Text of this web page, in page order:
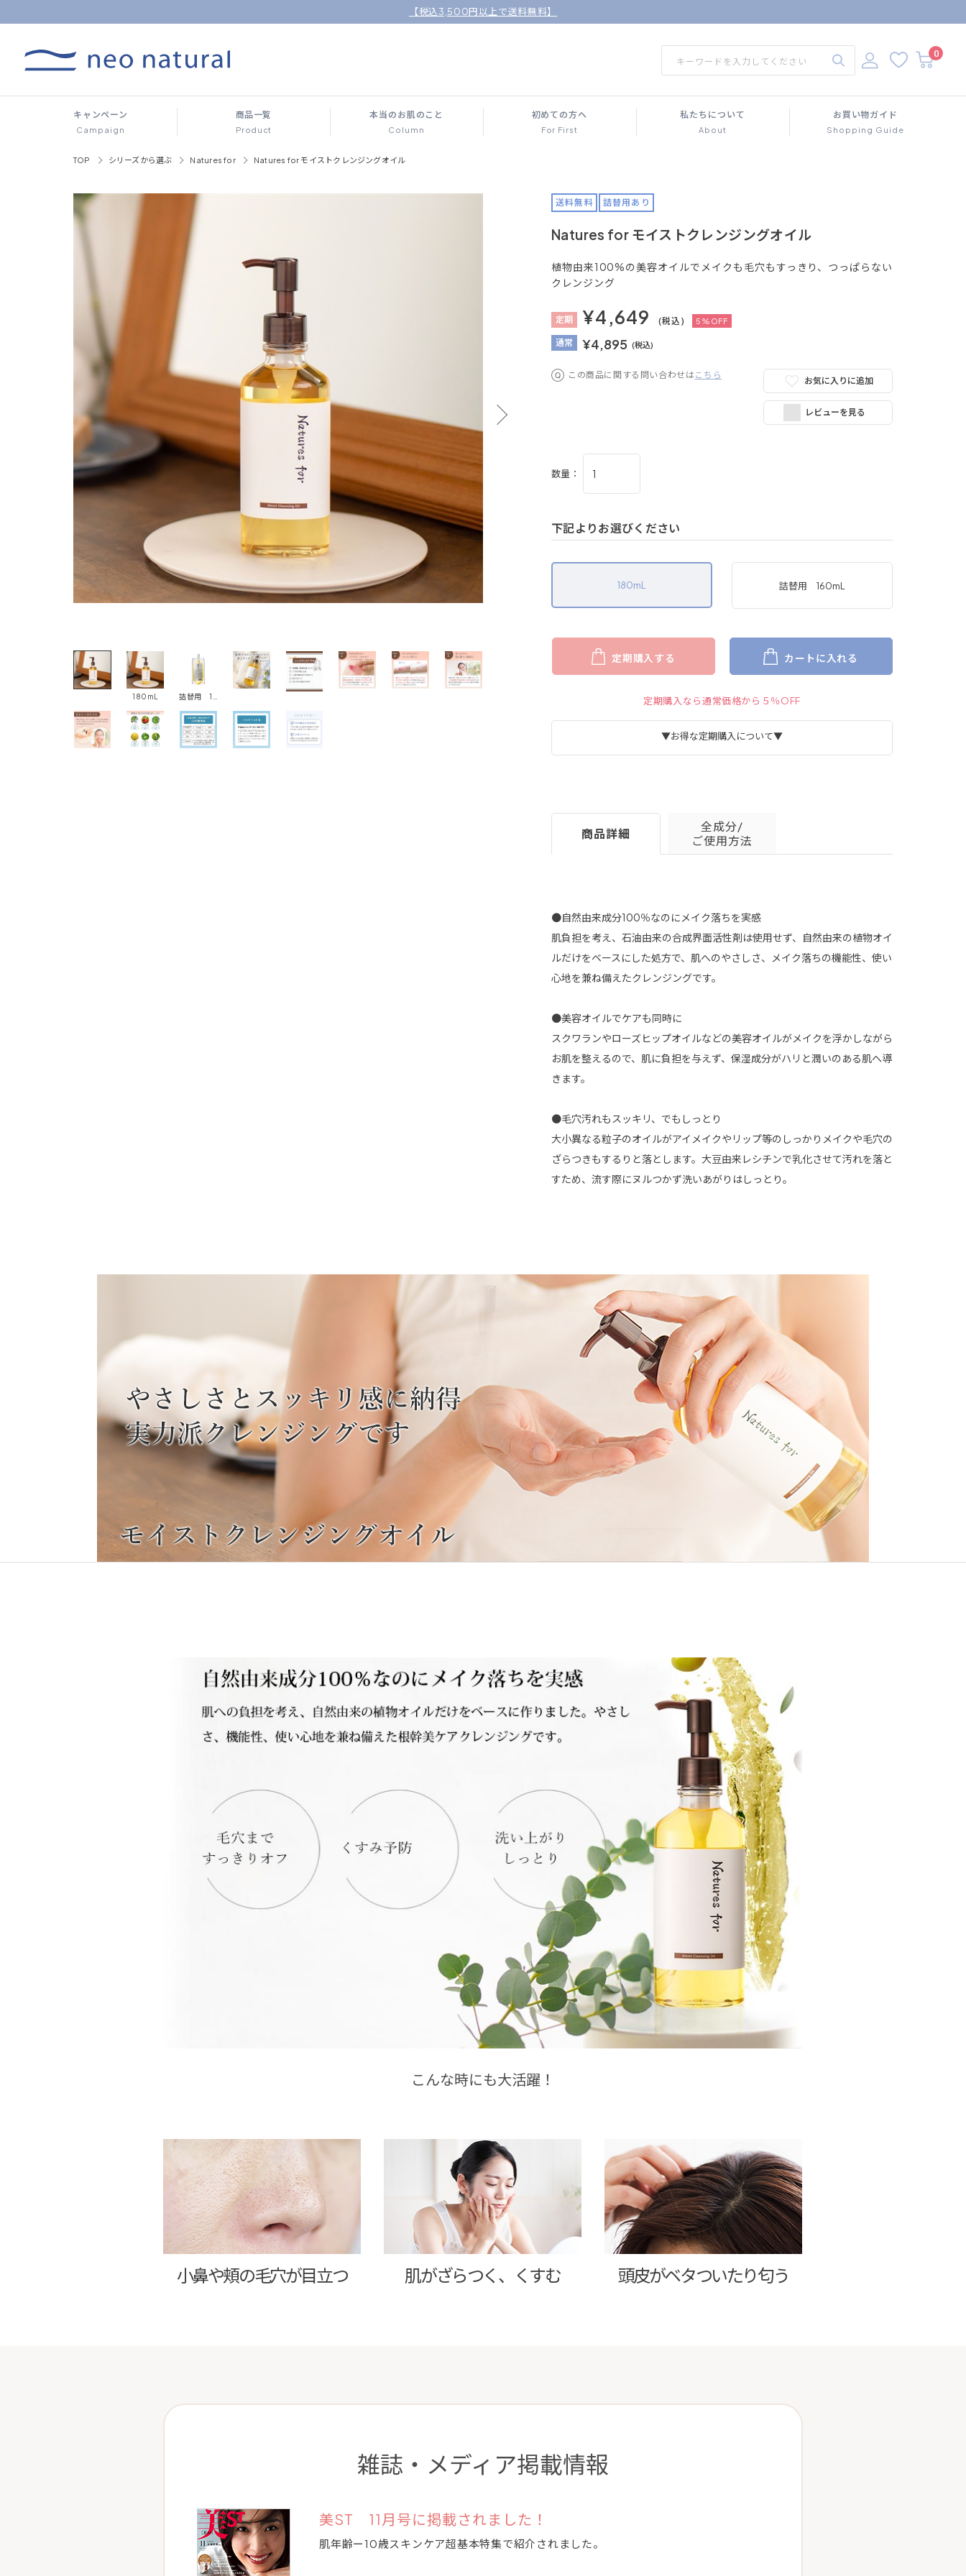
【税込3,500円以上で送料無料】
0
キャンペーン
Campaign
商品一覧
Product
本当のお肌のこと
Column
初めての方へ
For First
私たちについて
About
お買い物ガイド
Shopping Guide
TOP シリーズから選ぶ Natures for Natures for モイストクレンジングオイル
180mL
送料無料 詰替用あり
Natures for モイストクレンジングオイル
植物由来100%の美容オイルでメイクも毛穴もすっきり、つっぱらない
クレンジング
定期 ¥4,649 (税込) 5%OFF
通常 ¥4,895 (税込)
この商品に関する問い合わせは こちら
お気に入りに追加
レビューを見る
数量：
下記よりお選びください
180mL 詰替用 160mL
定期購入する カートに入れる
定期購入なら通常価格から５％OFF
▼お得な定期購入について▼
詳細はこちら＞
商品詳細
全成分/
ご使用方法
●自然由来成分100％なのにメイク落ちを実感
肌負担を考え、石油由来の合成界面活性剤は使用せず、自然由来の植物オイ
ルだけをベースにした処方で、肌へのやさしさ、メイク落ちの機能性、使い
心地を兼ね備えたクレンジングです。
●美容オイルでケアも同時に
スクワランやローズヒップオイルなどの美容オイルがメイクを浮かしながら
お肌を整えるので、肌に負担を与えず、保湿成分がハリと潤いのある肌へ導
きます。
●毛穴汚れもスッキリ、でもしっとり
大小異なる粒子のオイルがアイメイクやリップ等のしっかりメイクや毛穴の
ざらつきもするりと落とします。大豆由来レシチンで乳化させて汚れを落と
すため、流す際にヌルつかず洗いあがりはしっとり。
こんな時にも大活躍！
小鼻や頬の毛穴が目立つ 肌がざらつく、くすむ 頭皮がベタついたり匂う
雑誌・メディア掲載情報
美ST 11月号に掲載されました！
肌年齢ー10歳スキンケア超基本特集で紹介されました。